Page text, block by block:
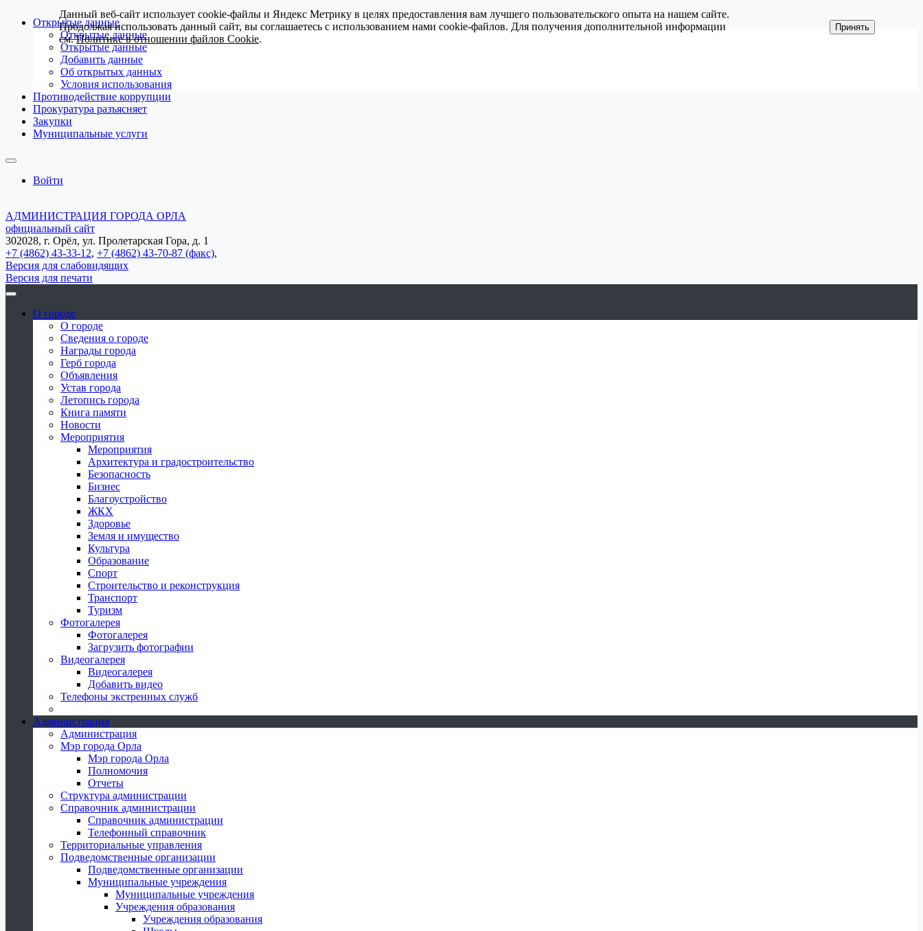
Открытые данные
Открытые данные
Открытые данные
Добавить данные
Об открытых данных
Условия использования
Противодействие коррупции
Прокуратура разъясняет
Закупки
Муниципальные услуги
Войти
АДМИНИСТРАЦИЯ ГОРОДА ОРЛА
официальный сайт
302028, г. Орёл, ул. Пролетарская Гора, д. 1
+7 (4862) 43-33-12, +7 (4862) 43-70-87 (факс),
Версия для слабовидящих
Версия для печати
О городе
О городе
Сведения о городе
Награды города
Герб города
Объявления
Устав города
Летопись города
Книга памяти
Новости
Мероприятия
Мероприятия
Архитектура и градостроительство
Безопасность
Бизнес
Благоустройство
ЖКХ
Здоровье
Земля и имущество
Культура
Образование
Спорт
Строительство и реконструкция
Транспорт
Туризм
Фотогалерея
Фотогалерея
Загрузить фотографии
Видеогалерея
Видеогалерея
Добавить видео
Телефоны экстренных служб
Администрация
Администрация
Мэр города Орла
Мэр города Орла
Полномочия
Отчеты
Структура администрации
Справочник администрации
Справочник администрации
Телефонный справочник
Территориальные управления
Подведомственные организации
Подведомственные организации
Муниципальные учреждения
Муниципальные учреждения
Учреждения образования
Учреждения образования
Данный веб-сайт использует cookie-файлы и Яндекс Метрику в целях предоставления вам лучшего пользовательского опыта на нашем сайте.
Продолжая использовать данный сайт, вы соглашаетесь с использованием нами cookie-файлов. Для получения дополнительной информации
см.Политике в отношении файлов Cookie.
Принять